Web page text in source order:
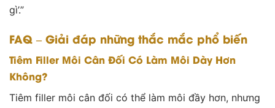
gì’.”
FAQ – Giải đáp những thắc mắc phổ biến
Tiêm Filler Môi Cân Đối Có Làm Môi Dày Hơn
Không?
Tiêm filler môi cân đối có thể làm môi đầy hơn, nhưng